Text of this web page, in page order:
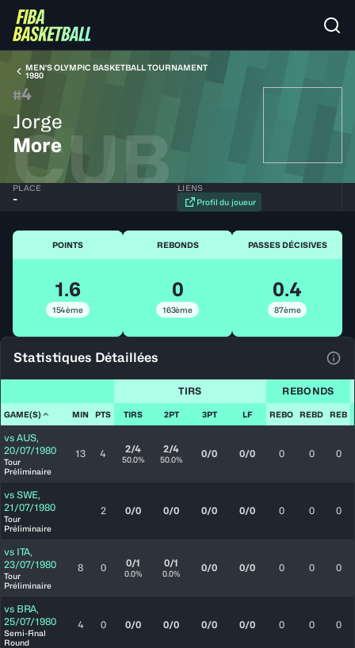
MEN'S OLYMPIC BASKETBALL TOURNAMENT
1980
#4
Jorge
More
CUB
PLACE
-
LIENS
Profil du joueur
POINTS
1.6
154ème
REBONDS
0
163ème
PASSES DÉCISIVES
0.4
87ème
Statistiques Détaillées
TIRS REBONDS
GAME(S) MIN PTS TIRS 2PT 3PT LF REBO REBD REB
vs AUS,
20/07/1980
Tour
Préliminaire
13 4 2/4
50.0%
2/4
50.0% 0/0 0/0 0 0 0
vs SWE,
21/07/1980
Tour
Préliminaire
2 0/0 0/0 0/0 0/0 0 0 0
vs ITA,
23/07/1980
Tour
Préliminaire
8 0 0/1
0.0%
0/1
0.0% 0/0 0/0 0 0 0
vs BRA,
25/07/1980
Semi-Final
Round
4 0 0/0 0/0 0/0 0/0 0 0 0